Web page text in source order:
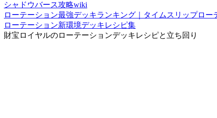
シャドウバース攻略wiki
ローテーション最強デッキランキング｜タイムスリップロー
ローテーション新環境デッキレシピ集
財宝ロイヤルのローテーションデッキレシピと立ち回り